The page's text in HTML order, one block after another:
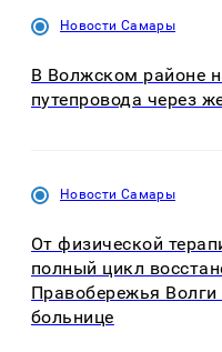
Новости Самары
В Волжском районе
путепровода через
Новости Самары
От физической
полный цикл
Правобережья
больнице